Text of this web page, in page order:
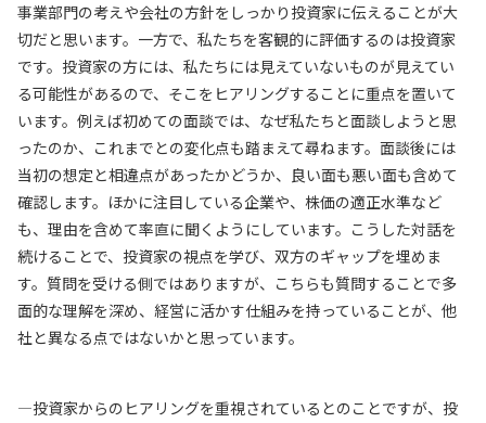
事業部門の考えや会社の方針をしっかり投資家に伝えることが大
切だと思います。一方で、私たちを客観的に評価するのは投資家
です。投資家の方には、私たちには見えていないものが見えてい
る可能性があるので、そこをヒアリングすることに重点を置いて
います。例えば初めての面談では、なぜ私たちと面談しようと思
ったのか、これまでとの変化点も踏まえて尋ねます。面談後には
当初の想定と相違点があったかどうか、良い面も悪い面も含めて
確認します。ほかに注目している企業や、株価の適正水準など
も、理由を含めて率直に聞くようにしています。こうした対話を
続けることで、投資家の視点を学び、双方のギャップを埋めま
す。質問を受ける側ではありますが、こちらも質問することで多
面的な理解を深め、経営に活かす仕組みを持っていることが、他
社と異なる点ではないかと思っています。
—投資家からのヒアリングを重視されているとのことですが、投